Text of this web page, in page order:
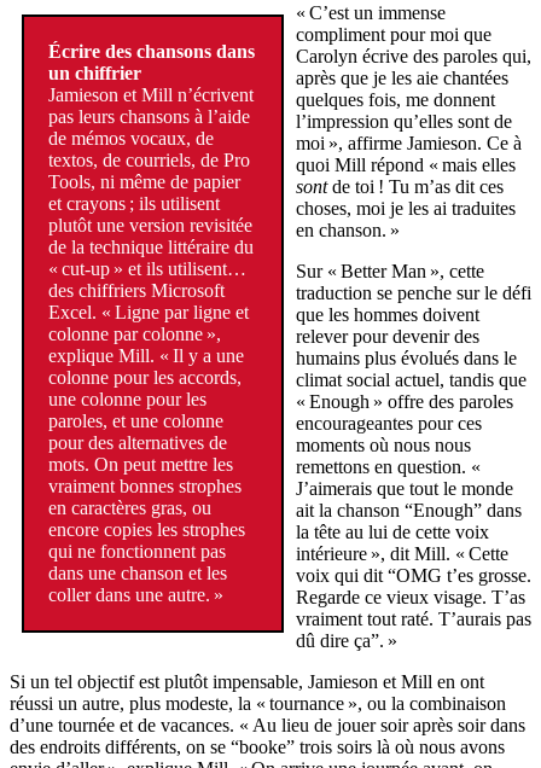
Écrire des chansons dans
un chiffrier
Jamieson et Mill n’écrivent
pas leurs chansons à l’aide
de mémos vocaux, de
textos, de courriels, de Pro
Tools, ni même de papier
et crayons ; ils utilisent
plutôt une version revisitée
de la technique littéraire du
« cut-up » et ils utilisent…
des chiffriers Microsoft
Excel. « Ligne par ligne et
colonne par colonne »,
explique Mill. « Il y a une
colonne pour les accords,
une colonne pour les
paroles, et une colonne
pour des alternatives de
mots. On peut mettre les
vraiment bonnes strophes
en caractères gras, ou
encore copies les strophes
qui ne fonctionnent pas
dans une chanson et les
coller dans une autre. »
« C’est un immense
compliment pour moi que
Carolyn écrive des paroles qui,
après que je les aie chantées
quelques fois, me donnent
l’impression qu’elles sont de
moi », affirme Jamieson. Ce à
quoi Mill répond « mais elles
sontde toi ! Tu m’as dit ces
choses, moi je les ai traduites
en chanson. »
Sur « Better Man », cette
traduction se penche sur le défi
que les hommes doivent
relever pour devenir des
humains plus évolués dans le
climat social actuel, tandis que
« Enough » offre des paroles
encourageantes pour ces
moments où nous nous
remettons en question. «
J’aimerais que tout le monde
ait la chanson “Enough” dans
la tête au lui de cette voix
intérieure », dit Mill. « Cette
voix qui dit “OMG t’es grosse.
Regarde ce vieux visage. T’as
vraiment tout raté. T’aurais pas
dû dire ça”. »
Si un tel objectif est plutôt impensable, Jamieson et Mill en ont
réussi un autre, plus modeste, la « tournance », ou la combinaison
d’une tournée et de vacances. « Au lieu de jouer soir après soir dans
des endroits différents, on se “booke” trois soirs là où nous avons